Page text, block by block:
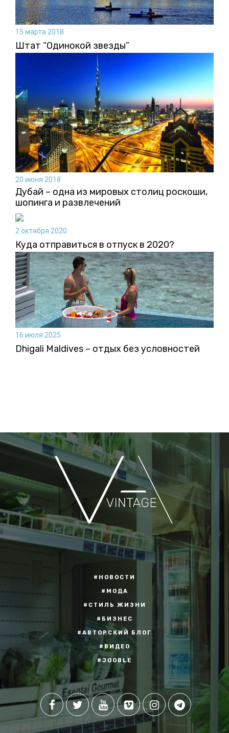
15 марта 2018
Штат “Одинокой звезды”
20 июня 2018
Дубай – одна из мировых столиц роскоши,
шопинга и развлечений
2 октября 2020
Куда отправиться в отпуск в 2020?
16 июля 2025
Dhigali Maldives – отдых без условностей
#НОВОСТИ
#МОДА
#СТИЛЬ ЖИЗНИ
#БИЗНЕС
#АВТОРСКИЙ БЛОГ
#ВИДЕО
#JOOBLE